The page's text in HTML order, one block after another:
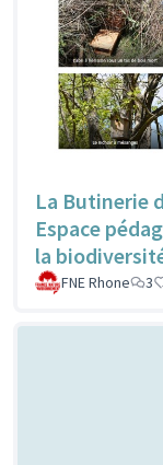
La Butinerie
Espace
la
FNE Rhone 3